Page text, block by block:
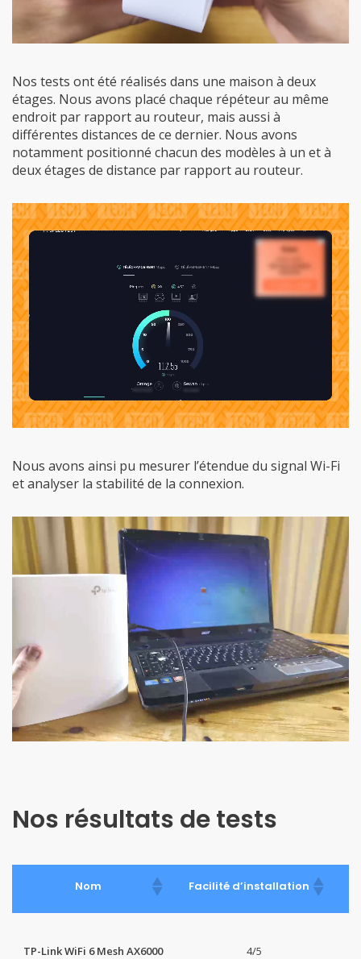
Nos tests ont été réalisés dans une maison à deux
étages. Nous avons placé chaque répéteur au même
endroit par rapport au routeur, mais aussi à
différentes distances de ce dernier. Nous avons
notamment positionné chacun des modèles à un et à
deux étages de distance par rapport au routeur.
Nous avons ainsi pu mesurer l’étendue du signal Wi-Fi
et analyser la stabilité de la connexion.
Nos résultats de tests
Nom Facilité d’installation
TP-Link WiFi 6 Mesh AX6000 4/5